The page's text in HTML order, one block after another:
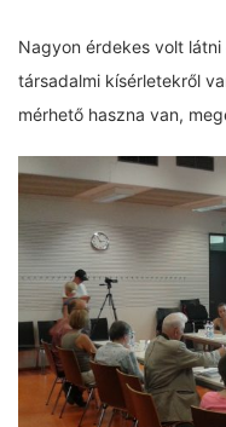
Nagyon érdekes volt
társadalmi kísérletekről
mérhető haszna van,